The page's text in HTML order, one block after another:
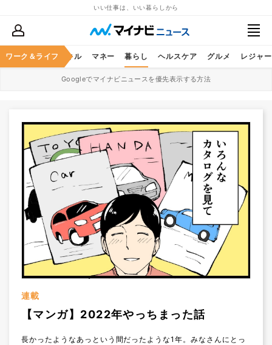
いい仕事は、いい暮らしから
ワーク＆ライフ
ア ビジネススキル マネー 暮らし ヘルスケア グルメ レジャー
Googleでマイナビニュースを優先表示する方法
連載
【マンガ】2022年やっちまった話
長かったようなあっという間だったような1年。みなさんにとっ